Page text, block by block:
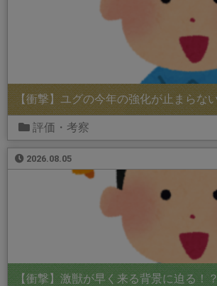
【衝撃】ユグの今年の強化が止まらな
評価・考察
2026.08.05
【衝撃】激獣が早く来る背景に迫る！